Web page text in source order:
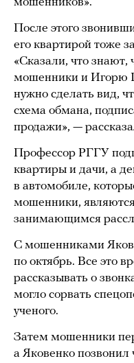
После этого
его квартирой тоже
«Сказали, что знают,
мошенники и Игорю
нужно сделать вид,
схема обмана,
продажи», —
Профессор РГГУ
квартиры и дачи, а
в автомобиле,
мошенники,
занимающимся
С мошенниками
по октябрь. Все это
рассказывать о
могло сорвать
ученого.
Затем мошенники
а Яковенко позвонил